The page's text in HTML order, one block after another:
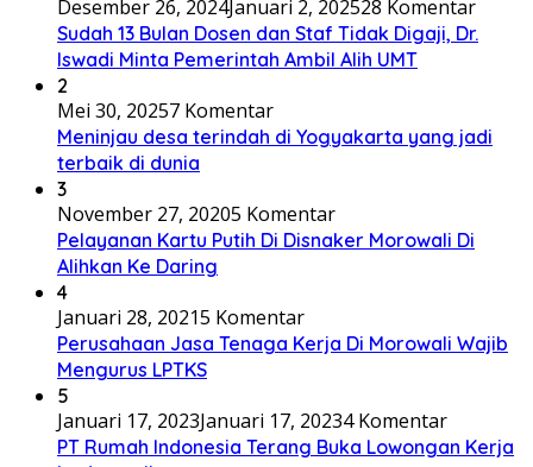
Desember 26, 2024Januari 2, 202528 Komentar
Sudah 13 Bulan Dosen dan Staf Tidak Digaji, Dr.
Iswadi Minta Pemerintah Ambil Alih UMT
2
Mei 30, 20257 Komentar
Meninjau desa terindah di Yogyakarta yang jadi
terbaik di dunia
3
November 27, 20205 Komentar
Pelayanan Kartu Putih Di Disnaker Morowali Di
Alihkan Ke Daring
4
Januari 28, 20215 Komentar
Perusahaan Jasa Tenaga Kerja Di Morowali Wajib
Mengurus LPTKS
5
Januari 17, 2023Januari 17, 20234 Komentar
PT Rumah Indonesia Terang Buka Lowongan Kerja